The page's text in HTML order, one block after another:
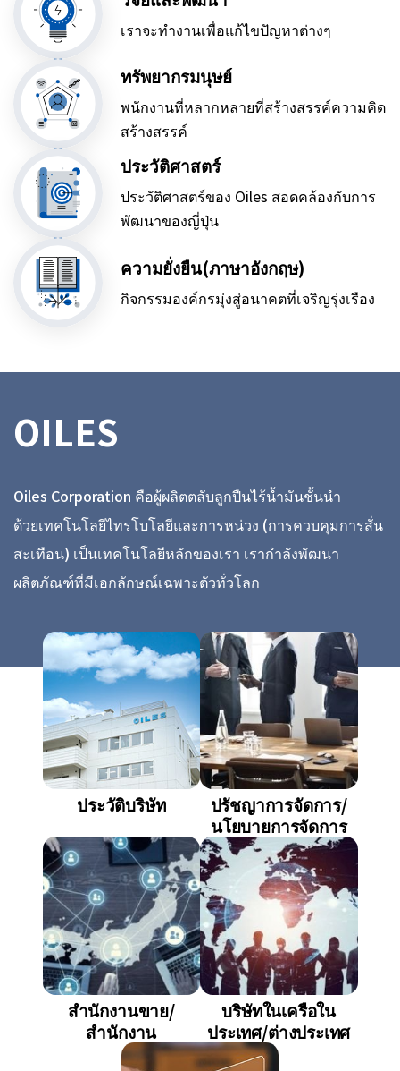
เราจะทำงานเพื่อแก้ไขปัญหาต่างๆ
ทรัพยากรมนุษย์
พนักงานที่หลากหลายที่สร้างสรรค์ความคิด
สร้างสรรค์
ประวัติศาสตร์
ประวัติศาสตร์ของ Oiles สอดคล้องกับการ
พัฒนาของญี่ปุ่น
ความยั่งยืน(ภาษาอังกฤษ)
กิจกรรมองค์กรมุ่งสู่อนาคตที่เจริญรุ่งเรือง
OILES
Oiles Corporation คือผู้ผลิตตลับลูกปืนไร้น้ำมันชั้นนำ
ด้วยเทคโนโลยีไทรโบโลยีและการหน่วง (การควบคุมการสั่น
สะเทือน) เป็นเทคโนโลยีหลักของเรา เรากำลังพัฒนา
ผลิตภัณฑ์ที่มีเอกลักษณ์เฉพาะตัวทั่วโลก
ประวัติบริษัท
ปรัชญาการจัดการ/
นโยบายการจัดการ
สำนักงานขาย/
สำนักงาน
บริษัทในเครือใน
ประเทศ/ต่างประเทศ